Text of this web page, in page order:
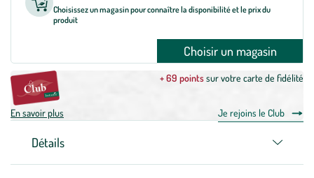
Choisissez un magasin pour connaître la disponibilité et le prix du
produit
Choisir un magasin
+ 69 pointssur votre carte de fidélité
En savoir plus Je rejoins le Club
Détails